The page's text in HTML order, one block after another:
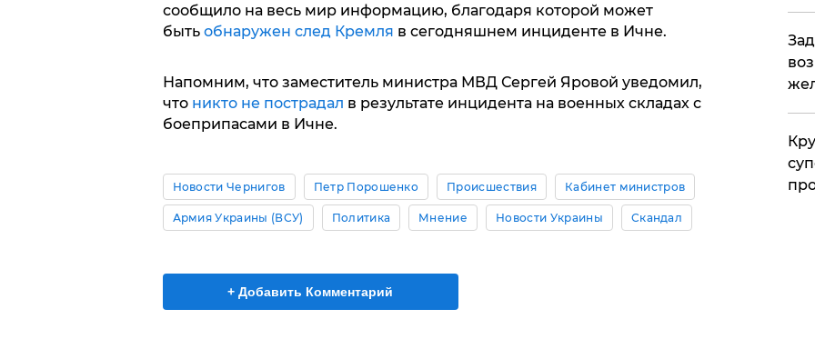
сообщило на весь мир информацию, благодаря которой может
быть обнаружен след Кремля в сегодняшнем инциденте в Ичне.
Напомним, что заместитель министра МВД Сергей Яровой уведомил,
что никто не пострадал в результате инцидента на военных складах с
боеприпасами в Ичне.
Новости Чернигов Петр Порошенко Происшествия Кабинет министров
Армия Украины (ВСУ) Политика Мнение Новости Украины Скандал
+ Добавить Комментарий